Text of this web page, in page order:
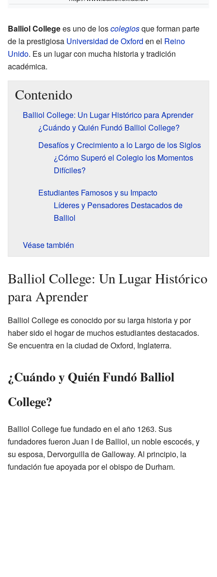
Balliol Collegees uno de loscolegiosque forman parte
de la prestigiosa Universidad de Oxford en el Reino
Unido. Es un lugar con mucha historia y tradición
académica.
Contenido
Balliol College: Un Lugar Histórico para Aprender
¿Cuándo y Quién Fundó Balliol College?
Desafíos y Crecimiento a lo Largo de los Siglos
¿Cómo Superó el Colegio los Momentos
Difíciles?
Estudiantes Famosos y su Impacto
Líderes y Pensadores Destacados de
Balliol
Véase también
Balliol College: Un Lugar Histórico
para Aprender
Balliol College es conocido por su larga historia y por
haber sido el hogar de muchos estudiantes destacados.
Se encuentra en la ciudad de Oxford, Inglaterra.
¿Cuándo y Quién Fundó Balliol
College?
Balliol College fue fundado en el año 1263. Sus
fundadores fueron Juan I de Balliol, un noble escocés, y
su esposa, Dervorguilla de Galloway. Al principio, la
fundación fue apoyada por el obispo de Durham.